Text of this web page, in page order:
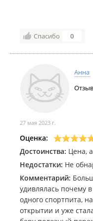
Спасибо 0
Анна
27 мая 2023 г.
Оценка:
Достоинства: Цена,
Недостатки: Не
Комментарий:
удивлялась почему
одного спортпита,
открытии и уже